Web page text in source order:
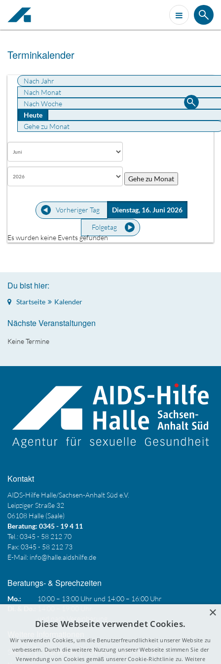
Terminkalender
Nach Jahr
Nach Monat
Nach Woche
Heute
Gehe zu Monat
Gehe zu Monat
Vorheriger Tag Dienstag, 16. Juni 2026
Folgetag
Es wurden keine Events gefunden
Du bist hier:
Startseite Kalender
Nächste Veranstaltungen
Keine Termine
Kontakt
AIDS-Hilfe Halle/Sachsen-Anhalt Süd e.V.
Leipziger Straße 32
06108 Halle (Saale)
Beratung: 0345 - 19 4 11
Tel.: 0345 - 58 212 70
Fax: 0345 - 58 212 73
E-Mail: info@halle.aidshilfe.de
Beratungs- & Sprechzeiten
Mo.:
10:00 – 13:00 Uhr und 14:00 – 16:00 Uhr
Sitemap Impressum
Datenschutzerklärung
×
Diese Webseite verwendet Cookies.
Wir verwenden Cookies, um die Benutzerfreundlichkeit unserer Website zu
verbessern. Durch die weitere Nutzung unserer Webseite stimmen Sie der
Verwendung von Cookies gemäß unserer Cookie-Richtlinie zu. Weitere